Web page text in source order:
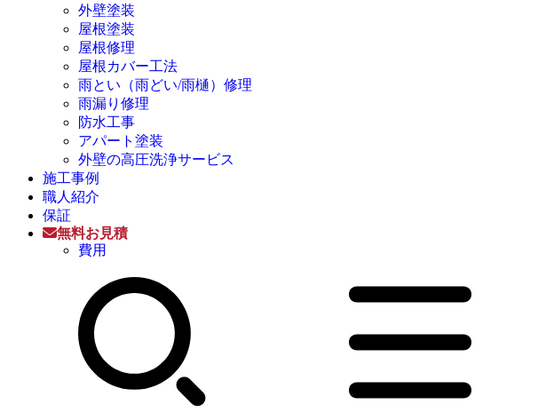
外壁塗装
屋根塗装
屋根修理
屋根カバー工法
雨とい（雨どい/雨樋）修理
雨漏り修理
防水工事
アパート塗装
外壁の高圧洗浄サービス
施工事例
職人紹介
保証
無料お見積
費用